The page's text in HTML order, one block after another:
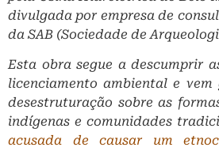
divulgada por empresa de
da SAB (Sociedade de
Esta obra segue a descumprir
licenciamento ambiental e vem
desestruturação sobre as
indígenas e comunidades
acusada de causar um